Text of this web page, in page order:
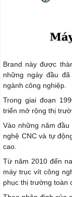
Brand này được
những ngày đầu
ngành công nghiệp.
Trong giai đoạn
triển mở rộng thị
Vào những năm
nghệ CNC và tự
cao.
Từ năm 2010 đến
máy trục vít công
phục thị trường toàn